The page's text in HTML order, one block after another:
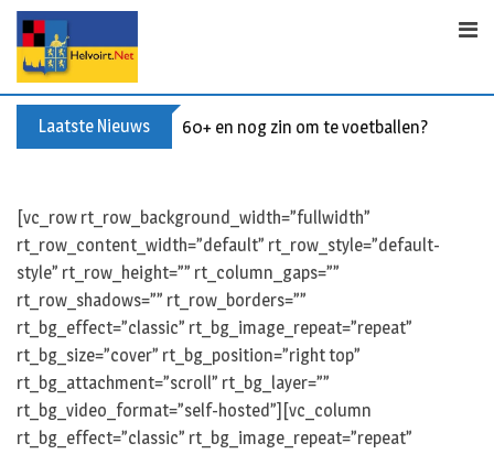
p
Laatste Nieuws 60+ en nog zin om te voetballen? Kom
[vc_row rt_row_background_width=”fullwidth”
rt_row_content_width=”default” rt_row_style=”default-
style” rt_row_height=”” rt_column_gaps=””
rt_row_shadows=”” rt_row_borders=””
rt_bg_effect=”classic” rt_bg_image_repeat=”repeat”
rt_bg_size=”cover” rt_bg_position=”right top”
rt_bg_attachment=”scroll” rt_bg_layer=””
rt_bg_video_format=”self-hosted”][vc_column
rt_bg_effect=”classic” rt_bg_image_repeat=”repeat”